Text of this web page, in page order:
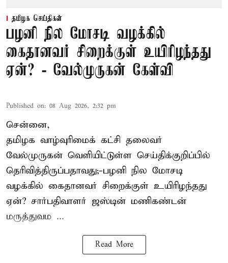
தமிழக செய்திகள்
பழனி நில மோசடி வழக்கில்
கைதானவர் சிறைக்குள் உயிரிழந்தது
ஏன்? - வேல்முருகன் கேள்வி
Published on: 08 Aug 2026, 2:32 pm
சென்னை,
தமிழக வாழ்வுரிமைக் கட்சி தலைவர்
வேல்முருகன் வெளியிட்டுள்ள செய்திக்குறிப்பில்
தெரிவித்திருப்பதாவது;-பழனி நில மோசடி
வழக்கில் கைதானவர் சிறைக்குள் உயிரிழந்தது
ஏன்? சார்பதிவாளர் ஜஸ்டின் மணிகண்டன்
மருத்துவம ...
Read More